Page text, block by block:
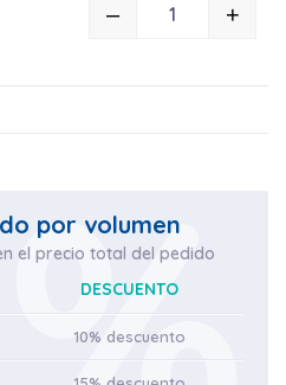
– +
por volumen
el precio total del pedido
DESCUENTO
10% descuento